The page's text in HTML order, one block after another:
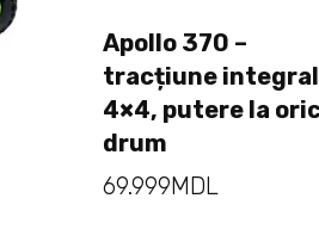
Adaugă în coș
Apollo 370 –
tracțiune
4×4, putere la
drum
69.999MDL